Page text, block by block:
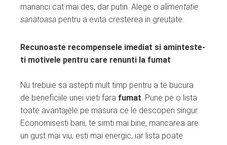
mananci cat mai des, dar putin. Alege o alimentatie
sanatoasa pentru a evita cresterea in greutate.
Recunoaste recompensele imediat si aminteste-
ti motivele pentru care renunti la fumat
Nu trebuie sa astepti mult timp pentru a te bucura
de beneficiile unei vieti fara fumat. Pune pe o lista
toate avantajele pe masura ce le descoperi singur.
Economisesti bani, te simti mai bine, mancarea are
un gust mai viu, esti mai energic, iar lista poate